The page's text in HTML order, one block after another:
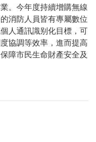
。今年度持續增購無線
消防人員皆有專屬數位
人通訊識别化目標，可
協調等效率，進而提高
障市民生命財產安全及